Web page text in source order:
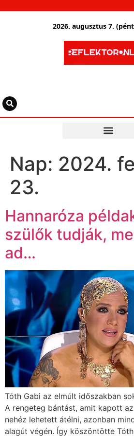
2026. augusztus 7.
Nap: 2024.
23.
Hannaróza
szülők tudják,
ad…
Tóth Gabi az elmúlt időszakban
A rengeteg bántást, amit kapott
nehéz lehetett átélni, azonban
alagút végén. Így köszöntötte